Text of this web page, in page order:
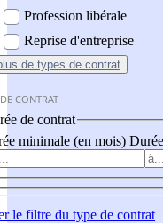
Profession libérale
Reprise d'entreprise
de types de contrat
CONTRAT
de contrat
minimale (en mois)
le filtre du type de contrat